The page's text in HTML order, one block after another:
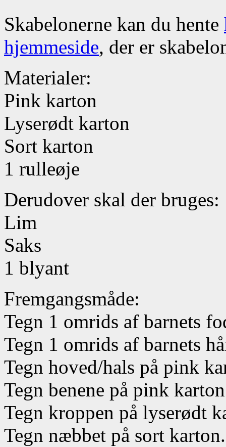
Skabelonerne kan du hente
hjemmeside, der er
Materialer:
Pink karton
Lyserødt karton
Sort karton
1 rulleøje
Derudover skal der bruges:
Lim
Saks
1 blyant
Fremgangsmåde:
Tegn 1 omrids af barnets
Tegn 1 omrids af barnets
Tegn hoved/hals på pink
Tegn benene på pink
Tegn kroppen på lyserødt
Tegn næbbet på sort karton.